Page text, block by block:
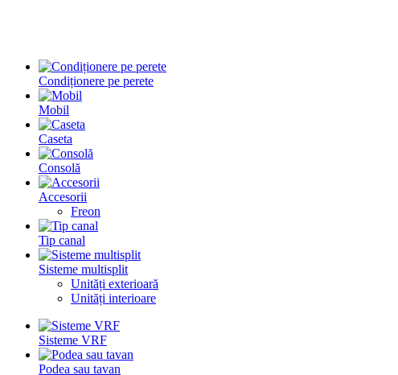
Condiționere pe perete
Mobil
Caseta
Consolă
Accesorii
Freon
Tip canal
Sisteme multisplit
Unități exterioară
Unități interioare
Sisteme VRF
Podea sau tavan